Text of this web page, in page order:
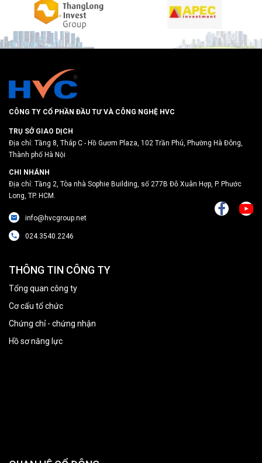
CÔNG TY CỔ PHẦN ĐẦU TƯ VÀ CÔNG NGHỆ HVC
TRỤ SỞ GIAO DỊCH
Địa chỉ: Tầng 8, Tháp C - Hồ Gươm Plaza, 102 Trần Phú, Phường Hà Đông,
Thành phố Hà Nội
CHI NHÁNH
Địa chỉ: Tầng 2, Tòa nhà Sophie Building, số 277B Đỗ Xuân Hợp, P. Phước
Long, TP. HCM.
info@hvcgroup.net
024.3540.2246
THÔNG TIN CÔNG TY
Tổng quan công ty
Cơ cấu tổ chức
Chứng chỉ - chứng nhận
Hồ sơ năng lực